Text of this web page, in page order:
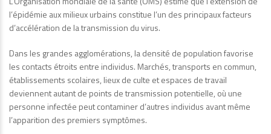
l’épidémie aux milieux urbains constitue l’un des principaux facteurs
d’accélération de la transmission du virus.
Dans les grandes agglomérations, la densité de population favorise
les contacts étroits entre individus. Marchés, transports en commun,
établissements scolaires, lieux de culte et espaces de travail
deviennent autant de points de transmission potentielle, où une
personne infectée peut contaminer d’autres individus avant même
l’apparition des premiers symptômes.